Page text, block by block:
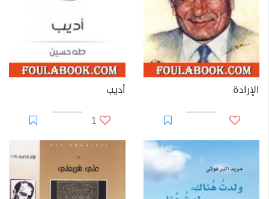
الإرادة
أديب
1